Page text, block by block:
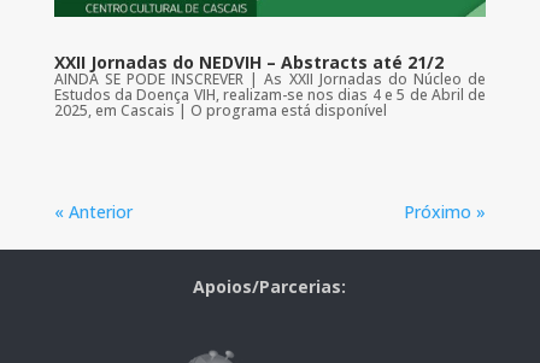
XXII Jornadas do NEDVIH – Abstracts até 21/2
AINDA SE PODE INSCREVER | As XXII Jornadas do Núcleo de
Estudos da Doença VIH, realizam-se nos dias 4 e 5 de Abril de
2025, em Cascais | O programa está disponível
« Anterior Próximo »
Apoios/Parcerias: